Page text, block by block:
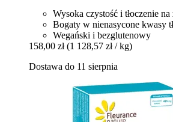
Wysoka czystość i tłoczenie
Bogaty w nienasycone kwasy
Wegański i bezglutenowy
158,00 zł (1 128,57 zł / kg)
Dostawa do 11 sierpnia